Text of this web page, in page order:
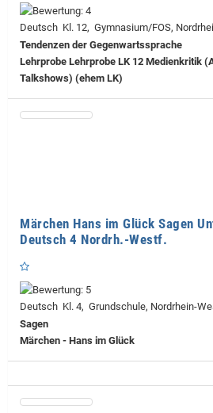
Deutsch Kl. 12, Gymnasium/FOS,
Tendenzen der Gegenwartssprache
Lehrprobe Lehrprobe LK 12 Medienkritik
Talkshows) (ehem LK)
Märchen Hans im Glück Sagen
Deutsch 4 Nordrh.-Westf.
Deutsch Kl. 4, Grundschule, Nordrhein-
Sagen
Märchen - Hans im Glück